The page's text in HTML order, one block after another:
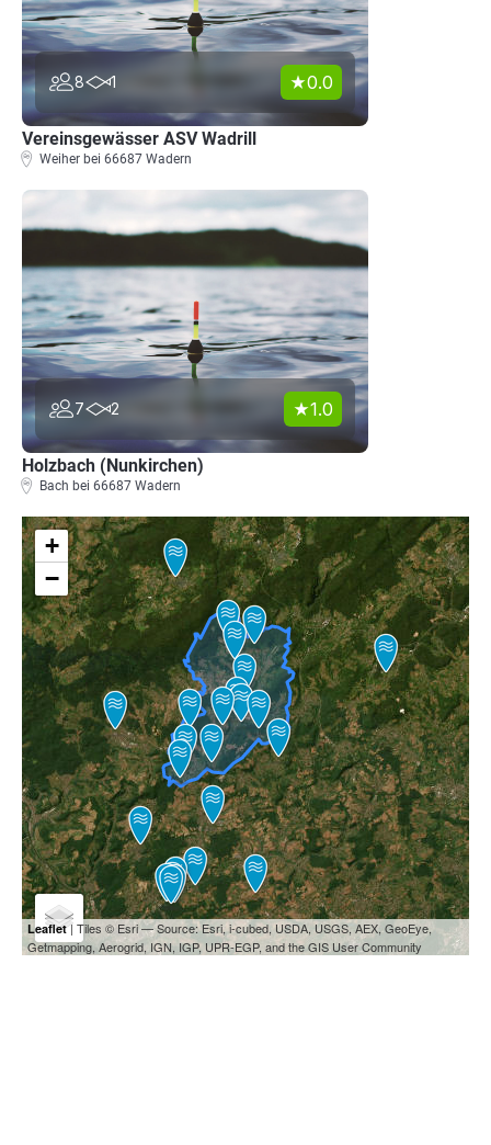
8 1 0.0
Vereinsgewässer ASV Wadrill
Weiher bei 66687 Wadern
7 2 1.0
Holzbach (Nunkirchen)
Bach bei 66687 Wadern
+
−
Leaflet| Tiles © Esri — Source: Esri, i-cubed, USDA, USGS, AEX, GeoEye,
Getmapping, Aerogrid, IGN, IGP, UPR-EGP, and the GIS User Community